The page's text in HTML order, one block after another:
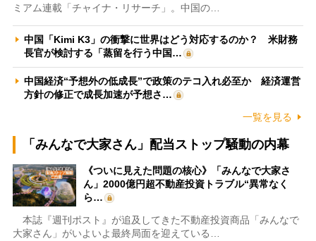
ミアム連載「チャイナ・リサーチ」。中国の…
中国「Kimi K3」の衝撃に世界はどう対応するのか？ 米財務
長官が検討する「蒸留を行う中国…
中国経済“予想外の低成長”で政策のテコ入れ必至か 経済運営
方針の修正で成長加速が予想さ…
一覧を見る
「みんなで大家さん」配当ストップ騒動の内幕
《ついに見えた問題の核心》「みんなで大家さ
ん」2000億円超不動産投資トラブル“異常なく
ら…
本誌『週刊ポスト』が追及してきた不動産投資商品「みんなで
大家さん」がいよいよ最終局面を迎えている…